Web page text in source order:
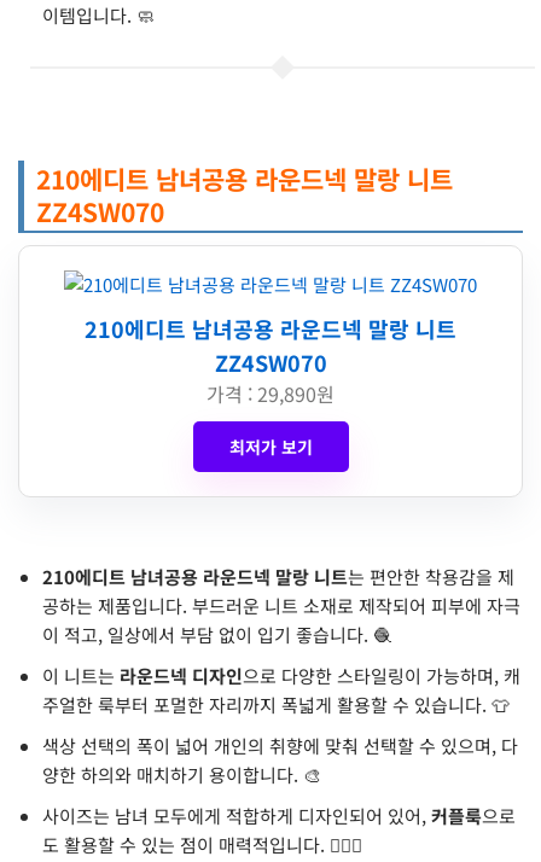
이템입니다. 🧼
210에디트 남녀공용 라운드넥 말랑 니트
ZZ4SW070
210에디트 남녀공용 라운드넥 말랑 니트
ZZ4SW070
가격 : 29,890원
최저가 보기
210에디트 남녀공용 라운드넥 말랑 니트는 편안한 착용감을 제
공하는 제품입니다. 부드러운 니트 소재로 제작되어 피부에 자극
이 적고, 일상에서 부담 없이 입기 좋습니다. 🧶
이 니트는 라운드넥 디자인으로 다양한 스타일링이 가능하며, 캐
주얼한 룩부터 포멀한 자리까지 폭넓게 활용할 수 있습니다. 👕
색상 선택의 폭이 넓어 개인의 취향에 맞춰 선택할 수 있으며, 다
양한 하의와 매치하기 용이합니다. 🎨
사이즈는 남녀 모두에게 적합하게 디자인되어 있어,커플룩으로
도 활용할 수 있는 점이 매력적입니다. 👩‍❤️‍👨